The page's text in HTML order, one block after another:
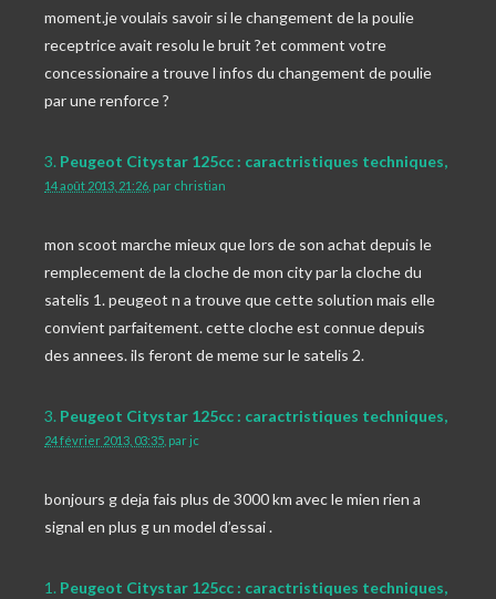
moment.je voulais savoir si le changement de la poulie
receptrice avait resolu le bruit ?et comment votre
concessionaire a trouve l infos du changement de poulie
par une renforce ?
3. Peugeot Citystar 125cc : caractristiques techniques,
14 août 2013, 21:26 par christian
mon scoot marche mieux que lors de son achat depuis le
remplecement de la cloche de mon city par la cloche du
satelis 1. peugeot n a trouve que cette solution mais elle
convient parfaitement. cette cloche est connue depuis
des annees. ils feront de meme sur le satelis 2.
3. Peugeot Citystar 125cc : caractristiques techniques,
24 février 2013, 03:35 par jc
bonjours g deja fais plus de 3000 km avec le mien rien a
signal en plus g un model d’essai .
1. Peugeot Citystar 125cc : caractristiques techniques,